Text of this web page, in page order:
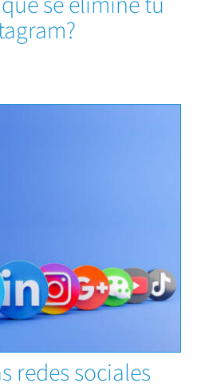
redes sociales